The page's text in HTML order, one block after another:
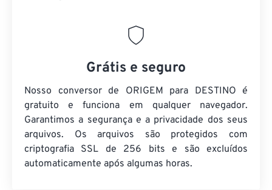
Grátis e seguro
Nosso conversor de ORIGEM para DESTINO é
gratuito e funciona em qualquer navegador.
Garantimos a segurança e a privacidade dos seus
arquivos. Os arquivos são protegidos com
criptografia SSL de 256 bits e são excluídos
automaticamente após algumas horas.